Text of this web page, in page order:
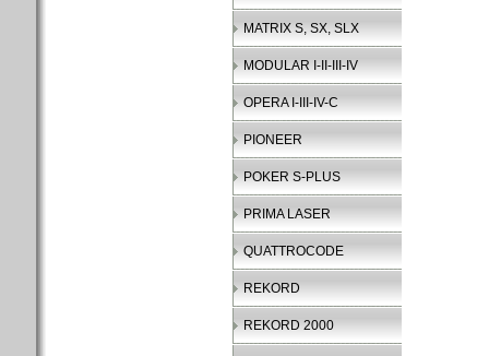
MATRIX S, SX, SLX
MODULAR I-II-III-IV
OPERA I-III-IV-C
PIONEER
POKER S-PLUS
PRIMA LASER
QUATTROCODE
REKORD
REKORD 2000